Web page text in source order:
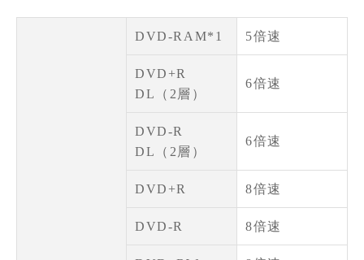
DVD-RAM*1 5倍速
DVD+R
DL（2層）
6倍速
DVD-R
DL（2層）
6倍速
DVD+R 8倍速
DVD-R 8倍速